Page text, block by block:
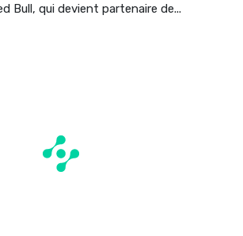
Bull, qui devient partenaire de...